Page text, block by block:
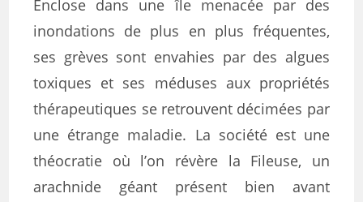
Enclose dans une île menacée par des
inondations de plus en plus fréquentes,
ses grèves sont envahies par des algues
toxiques et ses méduses aux propriétés
thérapeutiques se retrouvent décimées par
une étrange maladie. La société est une
théocratie où l’on révère la Fileuse, un
arachnide géant présent bien avant